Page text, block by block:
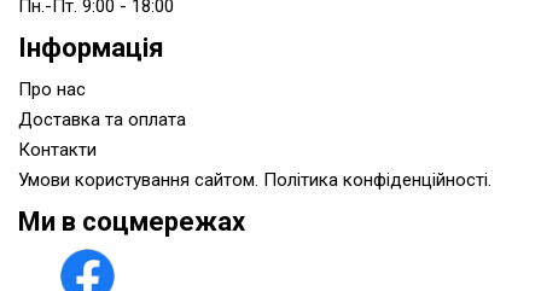
Пн.-Пт. 9:00 - 18:00
Інформація
Про нас
Доставка та оплата
Контакти
Умови користування сайтом. Політика конфіденційності.
Ми в соцмережах